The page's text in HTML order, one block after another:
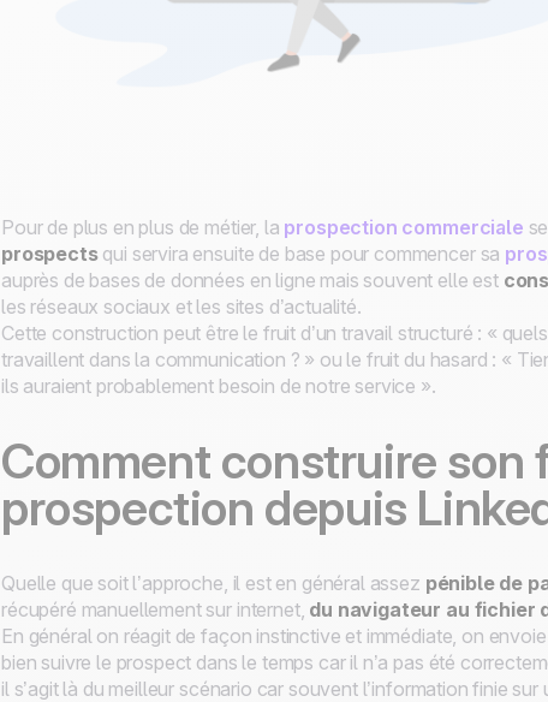
Pour de plus en plus de métier, la prospection commerciale
prospectsqui servira ensuite de base pour commencer sa
auprès de bases de données en ligne mais souvent elle est
les réseaux sociaux et les sites d’actualité.
Cette construction peut être le fruit d’un travail structuré : «
travaillent dans la communication ? » ou le fruit du hasard : «
ils auraient probablement besoin de notre service ».
Comment construire son
prospection depuis
Quelle que soit l’approche, il est en général assez pénible de
récupéré manuellement sur internet, du navigateur au fichier
En général on réagit de façon instinctive et immédiate, on
bien suivre le prospect dans le temps car il n’a pas été
il s’agit là du meilleur scénario car souvent l’information finie